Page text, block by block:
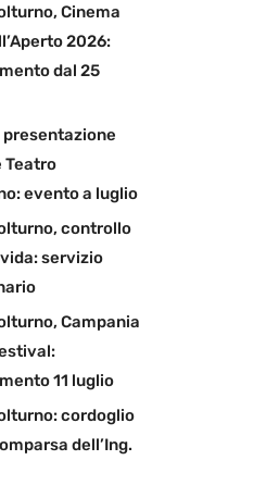
Cinema
2026:
dal 25
presentazione
Teatro
evento a luglio
controllo
servizio
Campania
11 luglio
cordoglio
dell’Ing.